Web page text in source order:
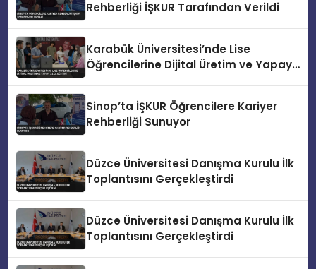
Rehberliği İŞKUR Tarafından Verildi
Karabük Üniversitesi’nde Lise
Öğrencilerine Dijital Üretim ve Yapay
Sinop’ta İŞKUR Öğrencilere Kariyer
Rehberliği Sunuyor
Düzce Üniversitesi Danışma Kurulu İlk
Toplantısını Gerçekleştirdi
Düzce Üniversitesi Danışma Kurulu İlk
Toplantısını Gerçekleştirdi